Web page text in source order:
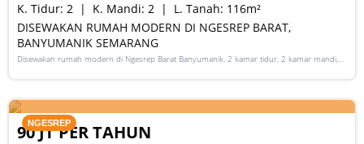
DISEWAKAN RUMAH MODERN DI NGESREP BARAT,
BANYUMANIK SEMARANG
Disewakan rumah modern di Ngesrep Barat Banyumanik. 2 kamar tidur, 2 kamar mandi,
K. Tidur: 2 K. Mandi: 2 L. Tanah: 116m²
NGESREP
90 JT PER TAHUN